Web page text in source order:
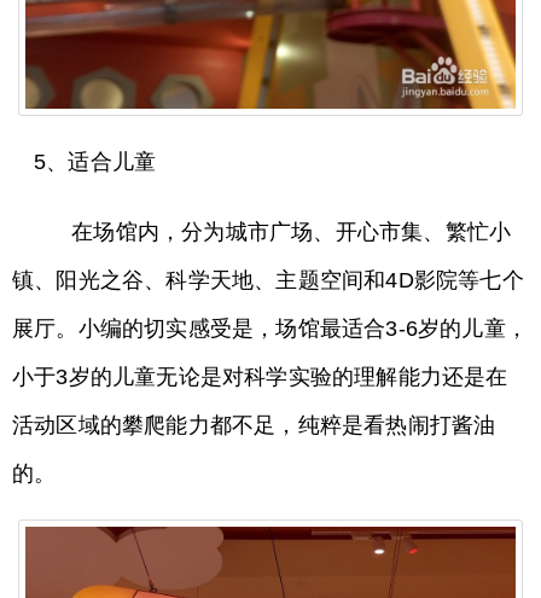
5、适合儿童
在场馆内，分为城市广场、开心市集、繁忙小
镇、阳光之谷、科学天地、主题空间和4D影院等七个
展厅。小编的切实感受是，场馆最适合3-6岁的儿童，
小于3岁的儿童无论是对科学实验的理解能力还是在
活动区域的攀爬能力都不足，纯粹是看热闹打酱油
的。